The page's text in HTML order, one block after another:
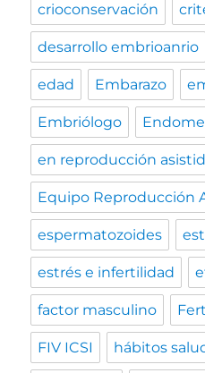
crioconservación
desarrollo embrioanrio
edad Embarazo
Embriólogo
en reproducción
Equipo Reproducción
espermatozoides
estrés e infertilidad
factor masculino
FIV ICSI hábitos